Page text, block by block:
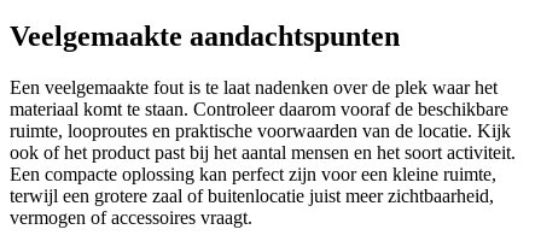
Veelgemaakte aandachtspunten
Een veelgemaakte fout is te laat nadenken over de plek waar het
materiaal komt te staan. Controleer daarom vooraf de beschikbare
ruimte, looproutes en praktische voorwaarden van de locatie. Kijk
ook of het product past bij het aantal mensen en het soort activiteit.
Een compacte oplossing kan perfect zijn voor een kleine ruimte,
terwijl een grotere zaal of buitenlocatie juist meer zichtbaarheid,
vermogen of accessoires vraagt.